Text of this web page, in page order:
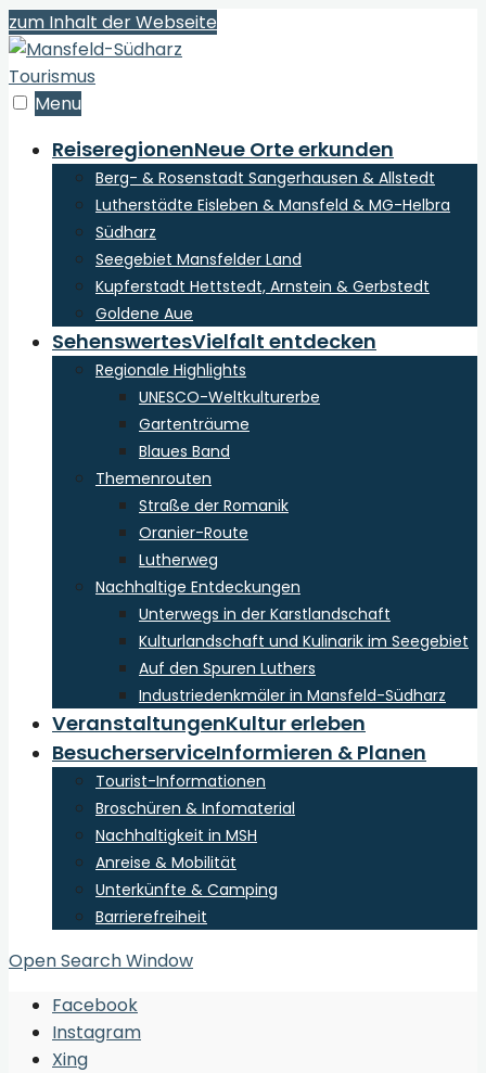
zum Inhalt der Webseite
Menu
ReiseregionenNeue Orte erkunden
Berg- & Rosenstadt Sangerhausen & Allstedt
Lutherstädte Eisleben & Mansfeld & MG-Helbra
Südharz
Seegebiet Mansfelder Land
Kupferstadt Hettstedt, Arnstein & Gerbstedt
Goldene Aue
SehenswertesVielfalt entdecken
Regionale Highlights
UNESCO-Weltkulturerbe
Gartenträume
Blaues Band
Themenrouten
Straße der Romanik
Oranier-Route
Lutherweg
Nachhaltige Entdeckungen
Unterwegs in der Karstlandschaft
Kulturlandschaft und Kulinarik im Seegebiet
Auf den Spuren Luthers
Industriedenkmäler in Mansfeld-Südharz
VeranstaltungenKultur erleben
BesucherserviceInformieren & Planen
Tourist-Informationen
Broschüren & Infomaterial
Nachhaltigkeit in MSH
Anreise & Mobilität
Unterkünfte & Camping
Barrierefreiheit
Open Search Window
Facebook
Instagram
Xing